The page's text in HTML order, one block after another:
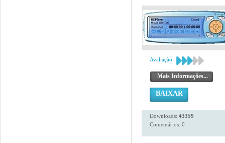
Avaliação:
Mais Informações...
BAIXAR
Downloads: 43359
Comentários: 0